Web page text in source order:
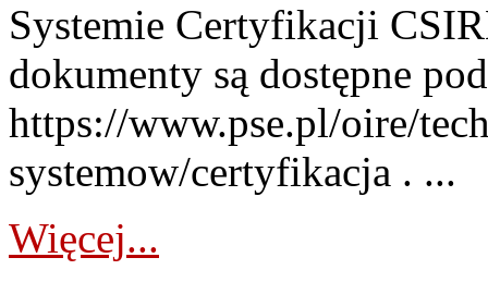
Systemie Certyfikacji
dokumenty są dostępne
https://www.pse.pl/oire/
systemow/certyfikacja . ...
Więcej...